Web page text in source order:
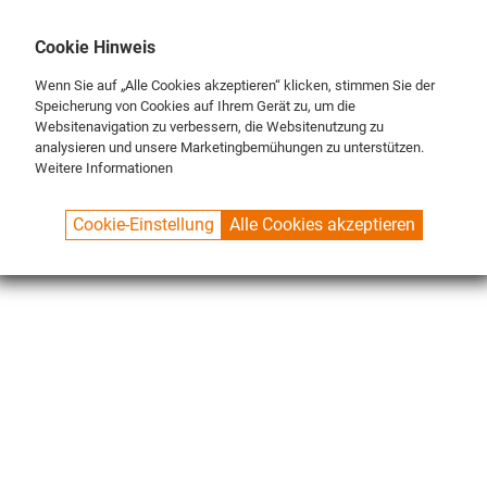
SPUELBOY.DE SHOP NU® LINE BRUSHES BRUSH SETS
Cookie Hinweis
Wenn Sie auf „Alle Cookies akzeptieren“ klicken, stimmen Sie der
Speicherung von Cookies auf Ihrem Gerät zu, um die
Websitenavigation zu verbessern, die Websitenutzung zu
analysieren und unsere Marketingbemühungen zu unterstützen.
Weitere Informationen
Cookie-Einstellung Alle Cookies akzeptieren